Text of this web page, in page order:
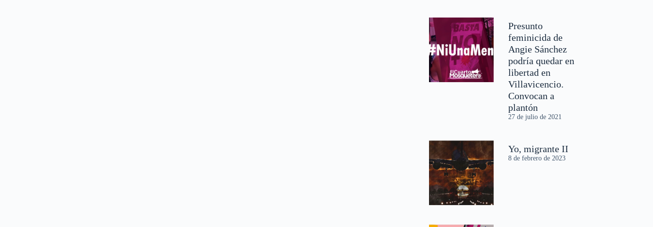
Presunto
feminicida de
Angie Sánchez
podría quedar en
libertad en
Villavicencio.
Convocan a
plantón
27 de julio de 2021
Yo, migrante II
8 de febrero de 2023